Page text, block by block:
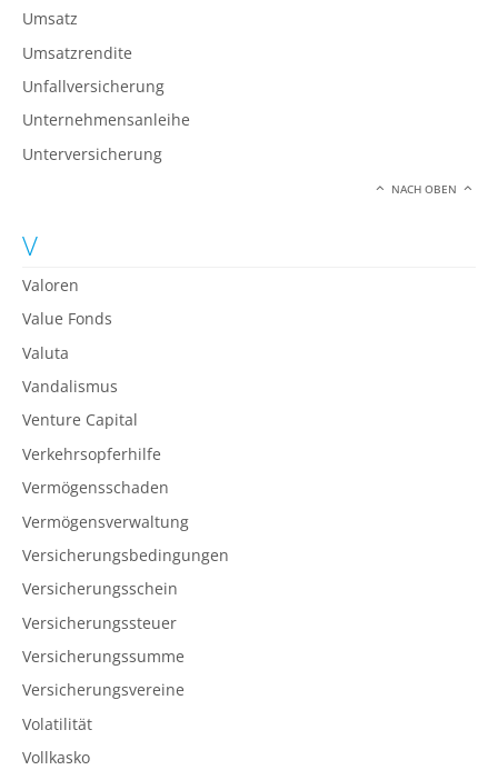
Umsatz
Umsatzrendite
Unfallversicherung
Unternehmensanleihe
Unterversicherung
NACH OBEN
V
Valoren
Value Fonds
Valuta
Vandalismus
Venture Capital
Verkehrsopferhilfe
Vermögensschaden
Vermögensverwaltung
Versicherungsbedingungen
Versicherungsschein
Versicherungssteuer
Versicherungssumme
Versicherungsvereine
Volatilität
Vollkasko